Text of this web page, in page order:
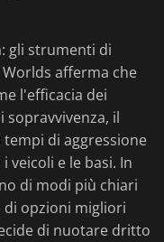
gli strumenti di
afferma che
l'efficacia dei
il
di aggressione
veicoli e le basi. In
di modi più chiari
di opzioni migliori
di nuotare dritto